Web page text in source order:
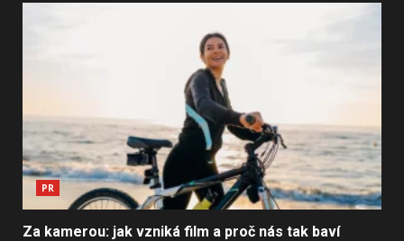
PR
Za kamerou: jak vzniká film a proč nás tak baví